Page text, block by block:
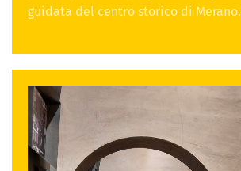
guidata del centro storico di Merano.